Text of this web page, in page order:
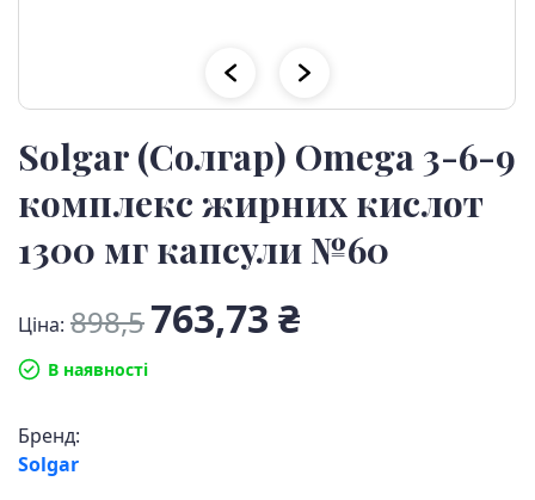
Solgar (Солгар) Omega 3-6-9
комплекс жирних кислот
1300 мг капсули №60
Ціна: 898,5763,73 ₴
В наявності
Бренд:
Solgar